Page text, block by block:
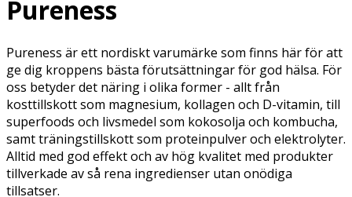
Pureness
Pureness är ett nordiskt varumärke som finns här för att
ge dig kroppens bästa förutsättningar för god hälsa. För
oss betyder det näring i olika former - allt från
kosttillskott som magnesium, kollagen och D-vitamin, till
superfoods och livsmedel som kokosolja och kombucha,
samt träningstillskott som proteinpulver och elektrolyter.
Alltid med god effekt och av hög kvalitet med produkter
tillverkade av så rena ingredienser utan onödiga
tillsatser.